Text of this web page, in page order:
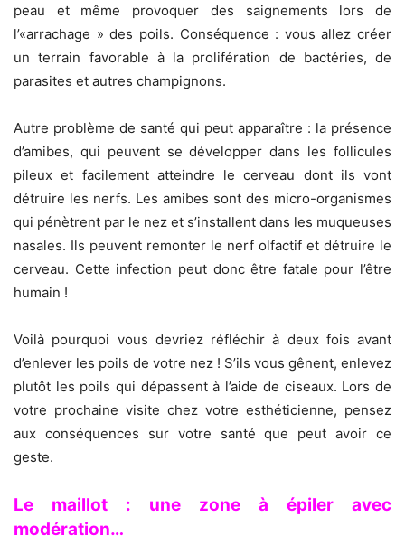
peau et même provoquer des saignements lors de
l’«arrachage » des poils. Conséquence : vous allez créer
un terrain favorable à la prolifération de bactéries, de
parasites et autres champignons.
Autre problème de santé qui peut apparaître : la présence
d’amibes, qui peuvent se développer dans les follicules
pileux et facilement atteindre le cerveau dont ils vont
détruire les nerfs. Les amibes sont des micro-organismes
qui pénètrent par le nez et s’installent dans les muqueuses
nasales. Ils peuvent remonter le nerf olfactif et détruire le
cerveau. Cette infection peut donc être fatale pour l’être
humain !
Voilà pourquoi vous devriez réfléchir à deux fois avant
d’enlever les poils de votre nez ! S’ils vous gênent, enlevez
plutôt les poils qui dépassent à l’aide de ciseaux. Lors de
votre prochaine visite chez votre esthéticienne, pensez
aux conséquences sur votre santé que peut avoir ce
geste.
Le maillot : une zone à épiler avec
modération…